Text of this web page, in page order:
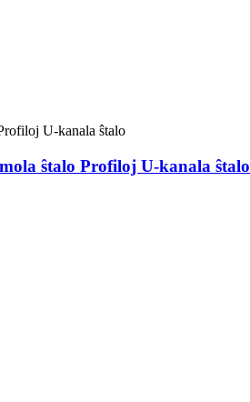
ŝtalo Profiloj U-kanala ŝtalo